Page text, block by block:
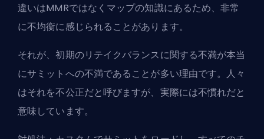
違いはMMRではなくマップの知識にあるため、非常
に不均衡に感じられることがあります。
それが、初期のリテイクバランスに関する不満が本当
にサミットへの不満であることが多い理由です。人々
はそれを不公正だと呼びますが、実際には不慣れだと
意味しています。